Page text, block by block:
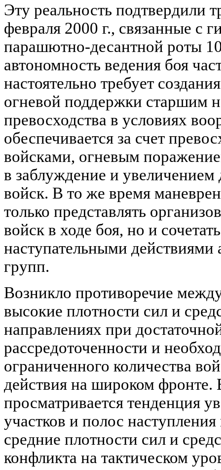
Эту реальность подтвердили
февраля 2000 г., связанные с
парашютно-десантной роты
автономность ведения боя
настоятельно требует
огневой поддержки старшим
превосходства в условиях
обеспечивается за счет
войсками, огневым
в заблуждение и
войск. В то же время
только представлять
войск в ходе боя, но и
наступательными
групп.
Возникло противоречие
высокие плотности сил и
направлениях при
рассредоточенности и
ограниченного количества
действия на широком фронте.
просматривается тенденция
участков и полос
средние плотности сил и
конфликта на тактическом